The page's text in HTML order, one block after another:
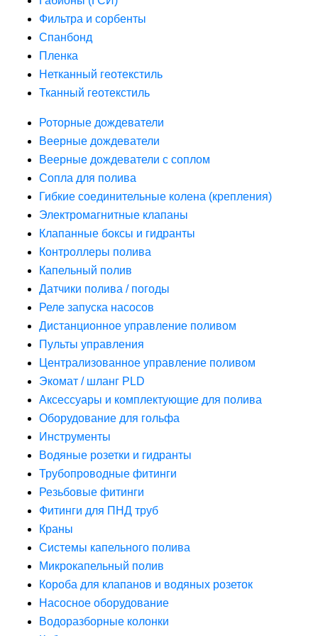
Фильтра и сорбенты
Спанбонд
Пленка
Нетканный геотекстиль
Тканный геотекстиль
Роторные дождеватели
Веерные дождеватели
Веерные дождеватели с соплом
Сопла для полива
Гибкие соединительные колена (крепления)
Электромагнитные клапаны
Клапанные боксы и гидранты
Контроллеры полива
Капельный полив
Датчики полива / погоды
Реле запуска насосов
Дистанционное управление поливом
Пульты управления
Централизованное управление поливом
Экомат / шланг PLD
Аксессуары и комплектующие для полива
Оборудование для гольфа
Инструменты
Водяные розетки и гидранты
Трубопроводные фитинги
Резьбовые фитинги
Фитинги для ПНД труб
Краны
Системы капельного полива
Микрокапельный полив
Короба для клапанов и водяных розеток
Насосное оборудование
Водоразборные колонки